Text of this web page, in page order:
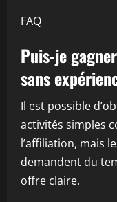
FAQ
Puis-je
sans
Il est possible
activités simples
l’affiliation, mais
demandent du
offre claire.